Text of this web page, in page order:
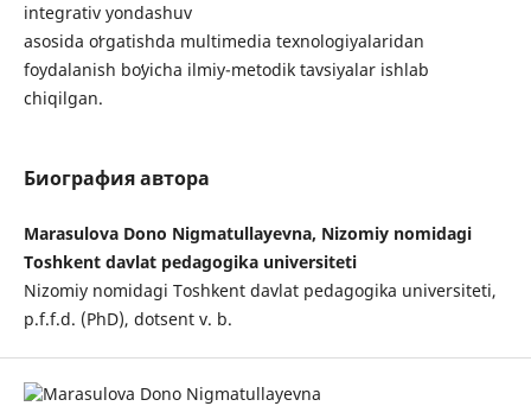
integrativ yondashuv
asosida oʻrgatishda multimedia texnologiyalaridan
foydalanish boʻyicha ilmiy-metodik tavsiyalar ishlab
chiqilgan.
Биография автора
Marasulova Dono Nigmatullayevna, Nizomiy nomidagi
Toshkent davlat pedagogika universiteti
Nizomiy nomidagi Toshkent davlat pedagogika universiteti,
p.f.f.d. (PhD), dotsent v. b.